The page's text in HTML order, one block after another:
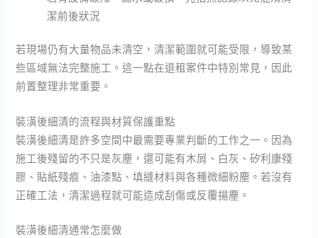
潔前後狀況
若現場仍有大量物品未清空，清潔範圍就可能受限，導致某
些區域無法完整施工。這一點在退租案件中特別常見，因此
前置整理非常重要。
裝潢後細清的流程與材質保護重點
裝潢後細清是許多空間中最需要專業判斷的工作之一。因為
施工後殘留的不只是灰塵，還可能有木屑、白灰、矽利康殘
膠、貼紙殘痕、油漆點、填縫材料與各種微細粉塵。若沒有
正確工法，清潔過程就可能造成刮傷或反覆揚塵。
裝潢後細清通常怎麼做